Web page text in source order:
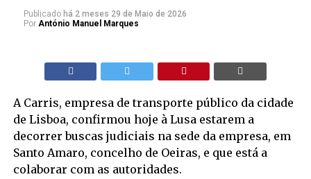
Publicado há 2 meses 29 de Maio de 2026
Por António Manuel Marques
A Carris, empresa de transporte público da cidade
de Lisboa, confirmou hoje à Lusa estarem a
decorrer buscas judiciais na sede da empresa, em
Santo Amaro, concelho de Oeiras, e que está a
colaborar com as autoridades.